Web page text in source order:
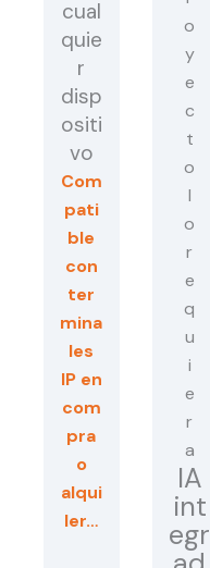
cual
quie
r
disp
ositi
vo
Com
pati
ble
con
ter
mina
les
IP en
com
pra
o
alqui
ler…
IA
int
egr